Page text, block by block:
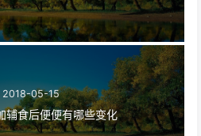
2018-05-15
辅食后便便有哪些变化